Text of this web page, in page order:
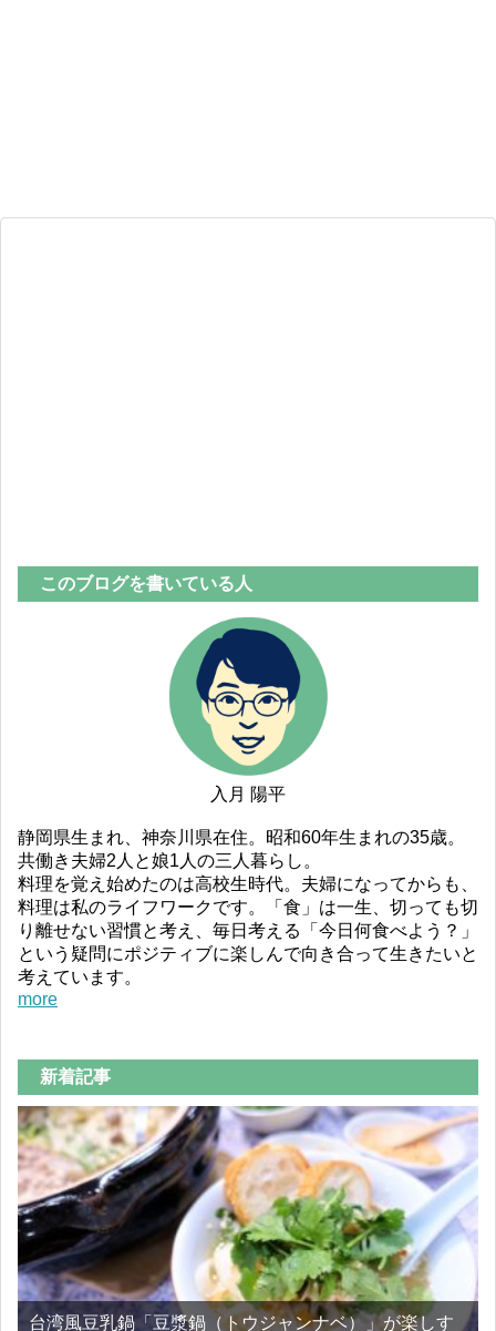
このブログを書いている人
入月 陽平
静岡県生まれ、神奈川県在住。昭和60年生まれの35歳。
共働き夫婦2人と娘1人の三人暮らし。
料理を覚え始めたのは高校生時代。夫婦になってからも、
料理は私のライフワークです。「食」は一生、切っても切
り離せない習慣と考え、毎日考える「今日何食べよう？」
という疑問にポジティブに楽しんで向き合って生きたいと
考えています。
more
新着記事
台湾風豆乳鍋「豆漿鍋（トウジャンナベ）」が楽しす